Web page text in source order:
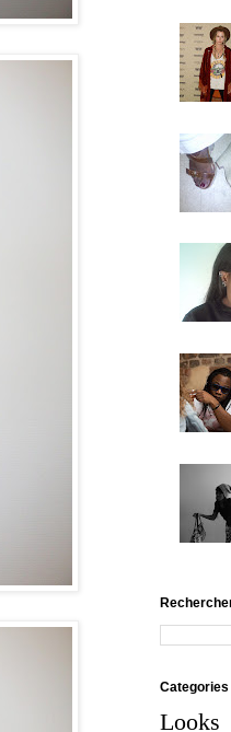
Categories
Looks